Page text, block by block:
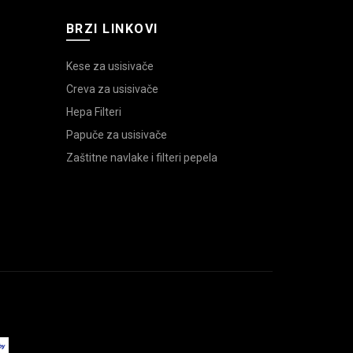
BRZI LINKOVI
Kese za usisivače
Creva za usisivače
Hepa Filteri
Papuče za usisivače
Zaštitne navlake i filteri pepela